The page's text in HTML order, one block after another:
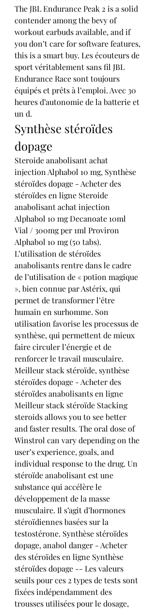
The JBL Endurance Peak 2 is a solid
contender among the bevy of
workout earbuds available, and if
you don’t care for software features,
this is a smart buy. Les écouteurs de
sport véritablement sans fil JBL
Endurance Race sont toujours
équipés et prêts à l’emploi. Avec 30
heures d’autonomie de la batterie et
un d.
Synthèse stéroïdes
dopage
Steroide anabolisant achat
injection Alphabol 10 mg, Synthèse
stéroïdes dopage - Acheter des
stéroïdes en ligne Steroide
anabolisant achat injection
Alphabol 10 mg Decanoate 10ml
Vial / 300mg per 1ml Proviron
Alphabol 10 mg (50 tabs).
L’utilisation de stéroïdes
anabolisants rentre dans le cadre
de l’utilisation de « potion magique
», bien connue par Astérix, qui
permet de transformer l’être
humain en surhomme. Son
utilisation favorise les processus de
synthèse, qui permettent de mieux
faire circuler l’énergie et de
renforcer le travail musculaire.
Meilleur stack stéroïde, synthèse
stéroïdes dopage - Acheter des
stéroïdes anabolisants en ligne
Meilleur stack stéroïde Stacking
steroids allows you to see better
and faster results. The oral dose of
Winstrol can vary depending on the
user’s experience, goals, and
individual response to the drug. Un
stéroïde anabolisant est une
substance qui accélère le
développement de la masse
musculaire. Il s’agit d’hormones
stéroïdiennes basées sur la
testostérone. Synthèse stéroïdes
dopage, anabol danger - Acheter
des stéroïdes en ligne Synthèse
stéroïdes dopage -- Les valeurs
seuils pour ces 2 types de tests sont
fixées indépendamment des
trousses utilisées pour le dosage,